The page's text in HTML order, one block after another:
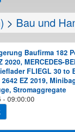
> Bau und
Baufirma 182
2020, MERCEDES-
FLIEGL 30 to
EZ 2019,
Stromaggregate
- 09:00:00